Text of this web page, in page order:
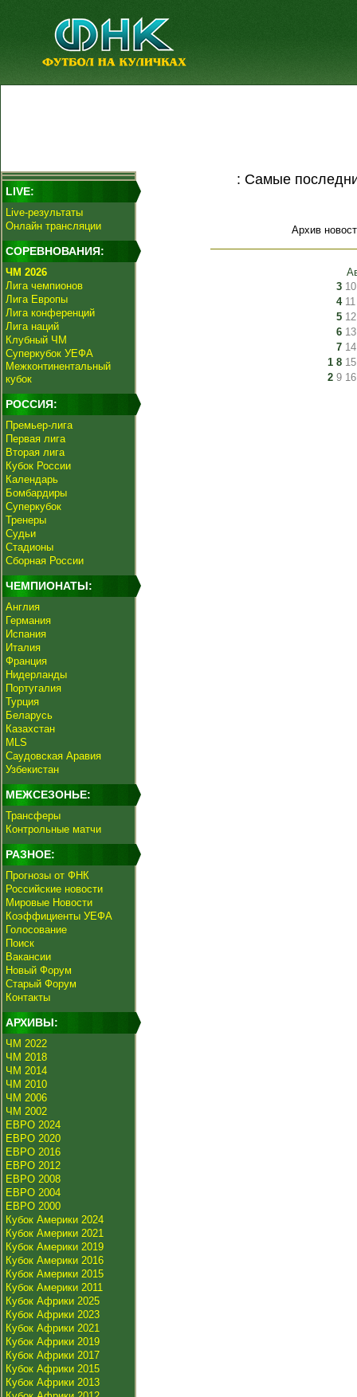
LIVE:
Live-результаты
Онлайн трансляции
СОРЕВНОВАНИЯ:
ЧМ 2026
Лига чемпионов
Лига Европы
Лига конференций
Лига наций
Клубный ЧМ
Суперкубок УЕФА
Межконтинентальный
кубок
РОССИЯ:
Премьер-лига
Первая лига
Вторая лига
Кубок России
Календарь
Бомбардиры
Суперкубок
Тренеры
Судьи
Стадионы
Сборная России
ЧЕМПИОНАТЫ:
Англия
Германия
Испания
Италия
Франция
Нидерланды
Португалия
Турция
Беларусь
Казахстан
MLS
Саудовская Аравия
Узбекистан
МЕЖСЕЗОНЬЕ:
Трансферы
Контрольные матчи
РАЗНОЕ:
Прогнозы от ФНК
Российские новости
Мировые Новости
Коэффициенты УЕФА
Голосование
Поиск
Вакансии
Новый Форум
Старый Форум
Контакты
АРХИВЫ:
ЧМ 2022
ЧМ 2018
ЧМ 2014
ЧМ 2010
ЧМ 2006
ЧМ 2002
ЕВРО 2024
ЕВРО 2020
ЕВРО 2016
ЕВРО 2012
ЕВРО 2008
ЕВРО 2004
ЕВРО 2000
Кубок Америки 2024
Кубок Америки 2021
Кубок Америки 2019
Кубок Америки 2016
Кубок Америки 2015
Кубок Америки 2011
Кубок Африки 2025
Кубок Африки 2023
Кубок Африки 2021
Кубок Африки 2019
Кубок Африки 2017
Кубок Африки 2015
Кубок Африки 2013
: Самые
Архив
3 10
4 11
5 12
6 13
7 14
1 8 15
2 9 16